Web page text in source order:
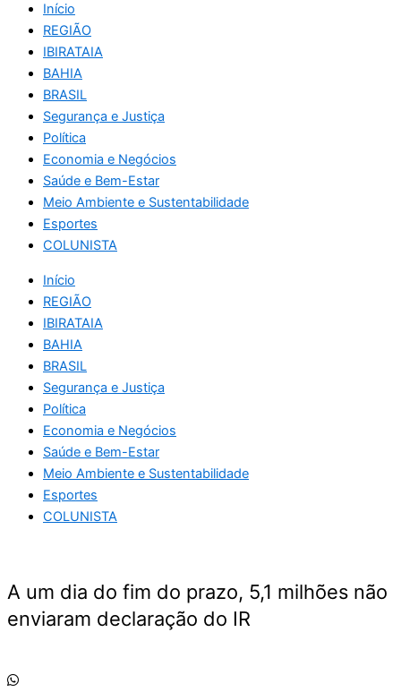
Início
REGIÃO
IBIRATAIA
BAHIA
BRASIL
Segurança e Justiça
Política
Economia e Negócios
Saúde e Bem-Estar
Meio Ambiente e Sustentabilidade
Esportes
COLUNISTA
Início
REGIÃO
IBIRATAIA
BAHIA
BRASIL
Segurança e Justiça
Política
Economia e Negócios
Saúde e Bem-Estar
Meio Ambiente e Sustentabilidade
Esportes
COLUNISTA
A um dia do fim do prazo, 5,1 milhões não
enviaram declaração do IR